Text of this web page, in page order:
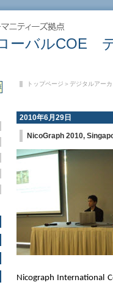
ーバルCOE
トップページ ＞ デジタルアー
2010年6月29日
NicoGraph 2010,
Nicograph International